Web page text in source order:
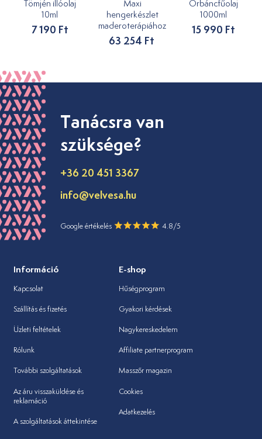
Tömjén illóolaj
10ml
7 190 Ft
Maxi
hengerkészlet
maderoterápiához
63 254 Ft
Orbáncfűolaj
1000ml
15 990 Ft
Tanácsra van
szüksége?
+36 20 451 3367
info@velvesa.hu
Google értékelés 4.8/5
Információ
Kapcsolat
Szállítás és fizetés
Üzleti feltételek
Rólunk
További szolgáltatások
Az áru visszaküldése és
reklamáció
A szolgáltatások áttekintése
E-shop
Hűségprogram
Gyakori kérdések
Nagykereskedelem
Affiliate partnerprogram
Masszőr magazin
Cookies
Adatkezelés